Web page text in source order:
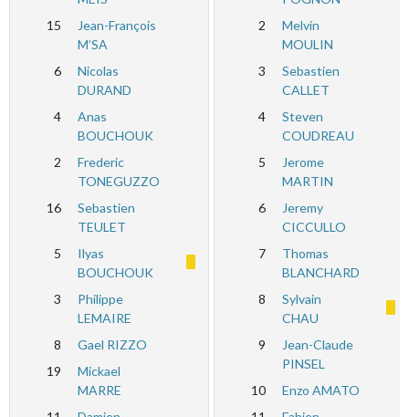
15
Jean-François
M’SA
6
Nicolas
DURAND
4
Anas
BOUCHOUK
2
Frederic
TONEGUZZO
16
Sebastien
TEULET
5
Ilyas
BOUCHOUK
3
Philippe
LEMAIRE
8
Gael RIZZO
19
Mickael
MARRE
2
Melvin
MOULIN
3
Sebastien
CALLET
4
Steven
COUDREAU
5
Jerome
MARTIN
6
Jeremy
CICCULLO
7
Thomas
BLANCHARD
8
Sylvain
CHAU
9
Jean-Claude
PINSEL
10
Enzo AMATO